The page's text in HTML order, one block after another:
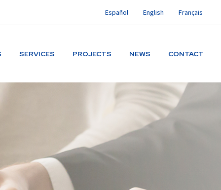
Español English Français
SERVICES PROJECTS NEWS CONTACT